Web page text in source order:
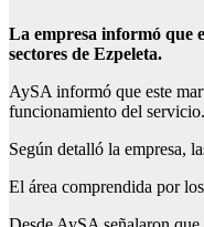
La empresa informó que
sectores de Ezpeleta.
AySA informó que este
funcionamiento del servicio.
Según detalló la empresa,
El área comprendida por